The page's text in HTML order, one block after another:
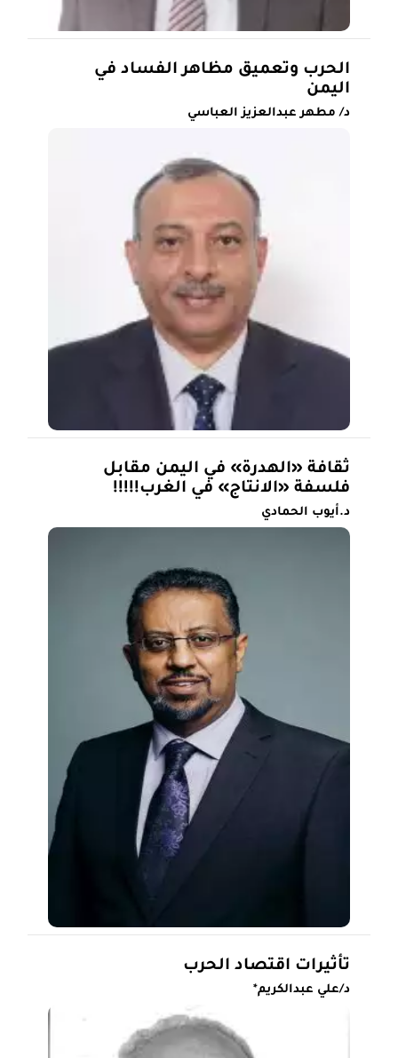
الحرب وتعميق مظاهر الفساد في
اليمن
د/ مطهر عبدالعزيز العباسي
ثقافة «الهدرة» في اليمن مقابل
فلسفة «الانتاج» في الغرب!!!!!
د.أيوب الحمادي
تأثيرات اقتصاد الحرب
د/علي عبدالكريم*